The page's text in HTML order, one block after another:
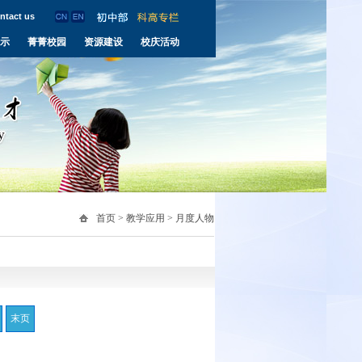
us
菁菁校园 资源建设 校庆活动
首页 > 教学应用 > 月度人物
末页